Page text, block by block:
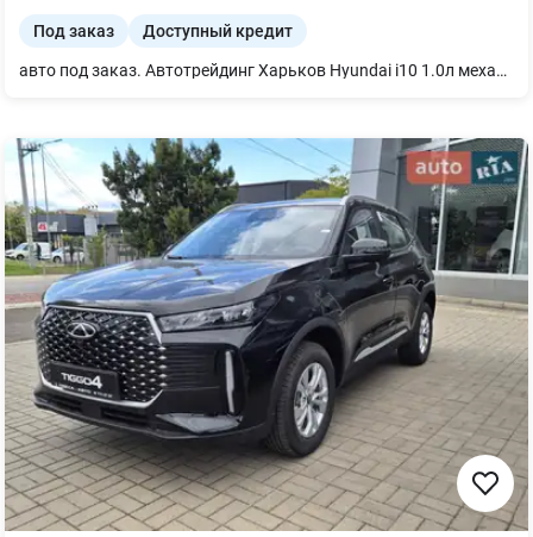
Под заказ Доступный кредит
авто под заказ. Автотрейдинг Харьков Hyundai i10 1.0л механика 4х2 2025 г.в. комплектация-Active, цвет салона-серый, цвет авто-белый. приобрести возможно: -за готику -у кредит -есть лизинг -есть трейд ин - есть доставка по Украине (за отдельную плату) Ждем Вас.